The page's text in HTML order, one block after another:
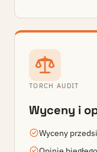
TORCH AUDIT
Wyceny i
Wyceny